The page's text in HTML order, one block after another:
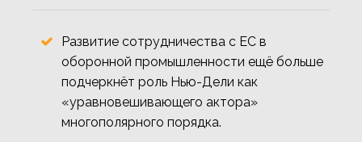
Развитие сотрудничества с ЕС в
оборонной промышленности ещё больше
подчеркнёт роль Нью-Дели как
«уравновешивающего актора»
многополярного порядка.